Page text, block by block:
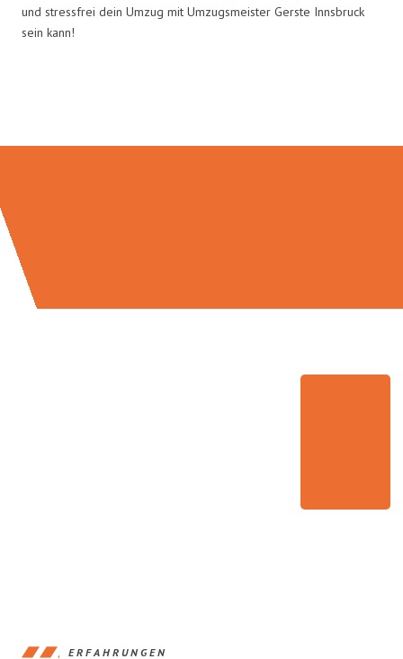
und stressfrei dein Umzug mit Umzugsmeister Gerste Innsbruck
sein kann!
ERFAHRUNGEN